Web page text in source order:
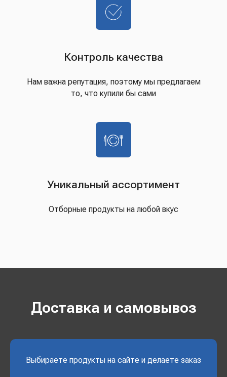
Контроль качества
Нам важна репутация, поэтому мы предлагаем
то, что купили бы сами
Уникальный ассортимент
Отборные продукты на любой вкус
Доставка и самовывоз
Выбираете продукты на сайте и делаете заказ